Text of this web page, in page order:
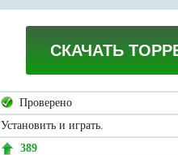
СКАЧАТЬ
Проверено
Установить и играть.
389